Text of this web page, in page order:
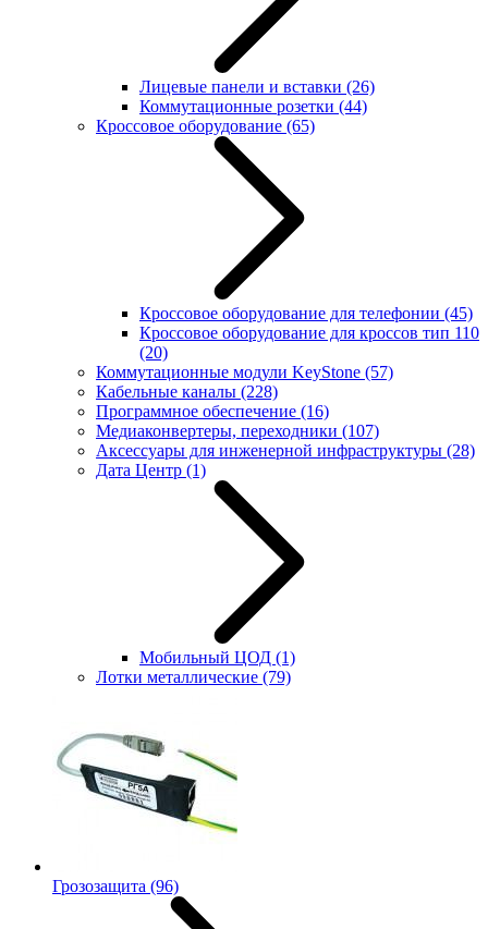
Лицевые панели и вставки (26)
Коммутационные розетки (44)
Кроссовое оборудование (65)
Кроссовое оборудование для телефонии (45)
Кроссовое оборудование для кроссов тип 110
(20)
Коммутационные модули KeyStone (57)
Кабельные каналы (228)
Программное обеспечение (16)
Медиаконвертеры, переходники (107)
Аксессуары для инженерной инфраструктуры (28)
Дата Центр (1)
Мобильный ЦОД (1)
Лотки металлические (79)
Грозозащита (96)